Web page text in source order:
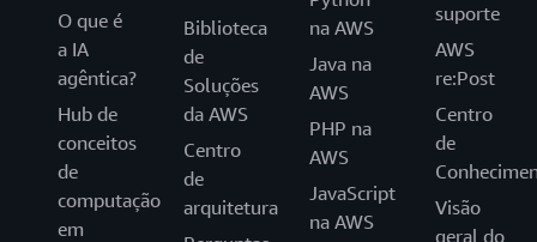
O que é
a IA
agêntica?
Hub de
conceitos
de
computação
em
Biblioteca
de
Soluções
da AWS
Centro
de
arquitetura
na AWS
Java na
AWS
PHP na
AWS
JavaScript
na AWS
suporte
AWS
re:Post
Centro
de
Visão
geral do